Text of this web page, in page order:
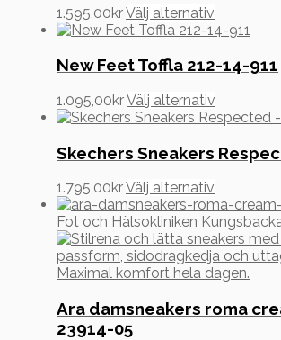
varianter.
De
olika
alternativen
kan
väljas
på
1.595,00krVälj alternativ
här
har
varianter.
De
olika
kan
på
New Feet Toffla 212-14-911
1.095,00krVälj alternativ
här
har
De
olika
kan
väljas
på
Skechers Sneakers
1.795,00krVälj alternativ
här
produkten
har
flera
varianter.
olika
Ara damsneakers roma
23914-05